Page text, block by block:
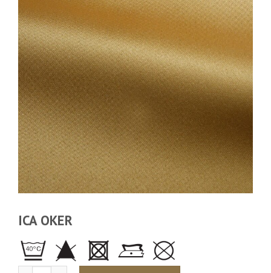
ICA OKER